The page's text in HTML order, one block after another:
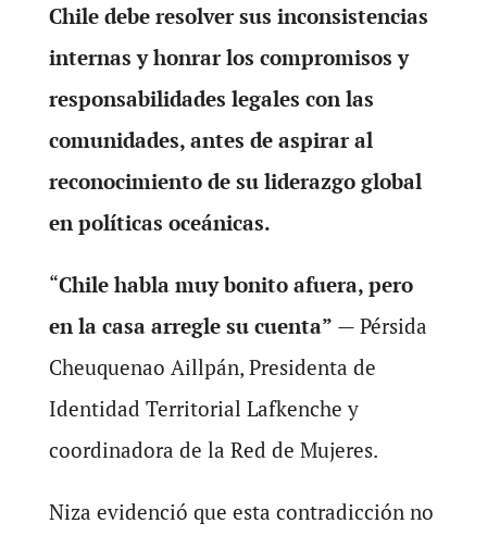
Chile debe resolver sus inconsistencias
internas y honrar los compromisos y
responsabilidades legales con las
comunidades, antes de aspirar al
reconocimiento de su liderazgo global
en políticas oceánicas.
“Chile habla muy bonito afuera, pero
en la casa arregle su cuenta” — Pérsida
Cheuquenao Aillpán, Presidenta de
Identidad Territorial Lafkenche y
coordinadora de la Red de Mujeres.
Niza evidenció que esta contradicción no